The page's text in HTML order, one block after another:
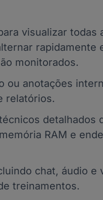
visualizar todas
rapidamente
monitorados.
ou anotações
relatórios.
detalhados
RAM e
chat, áudio e
treinamentos.